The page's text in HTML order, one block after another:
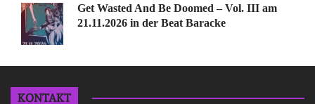
Get Wasted And Be Doomed – Vol. III am
21.11.2026 in der Beat Baracke
KONTAKT